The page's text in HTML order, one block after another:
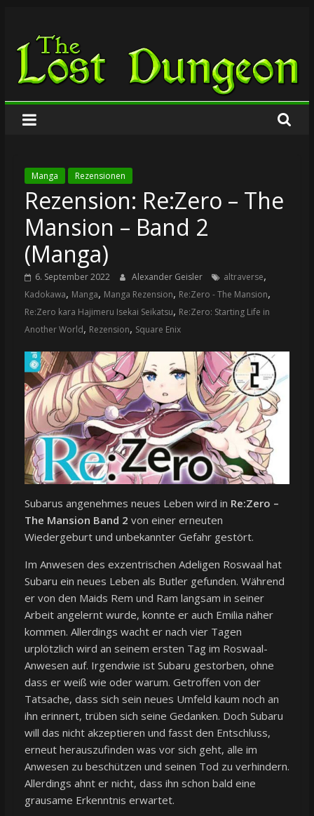
springen
The
Lost
Dungeon
Manga Rezensionen
Rezension: Re:Zero – The
Mansion – Band 2
(Manga)
6. September 2022 Alexander Geisler altraverse,
Kadokawa, Manga, Manga Rezension, Re:Zero - The Mansion,
Re:Zero kara Hajimeru Isekai Seikatsu, Re:Zero: Starting Life in
Another World, Rezension, Square Enix
Subarus angenehmes neues Leben wird in Re:Zero –
The Mansion Band 2 von einer erneuten
Wiedergeburt und unbekannter Gefahr gestört.
Im Anwesen des exzentrischen Adeligen Roswaal hat
Subaru ein neues Leben als Butler gefunden. Während
er von den Maids Rem und Ram langsam in seiner
Arbeit angelernt wurde, konnte er auch Emilia näher
kommen. Allerdings wacht er nach vier Tagen
urplötzlich wird an seinem ersten Tag im Roswaal-
Anwesen auf. Irgendwie ist Subaru gestorben, ohne
dass er weiß wie oder warum. Getroffen von der
Tatsache, dass sich sein neues Umfeld kaum noch an
ihn erinnert, trüben sich seine Gedanken. Doch Subaru
will das nicht akzeptieren und fasst den Entschluss,
erneut herauszufinden was vor sich geht, alle im
Anwesen zu beschützen und seinen Tod zu verhindern.
Allerdings ahnt er nicht, dass ihn schon bald eine
grausame Erkenntnis erwartet.